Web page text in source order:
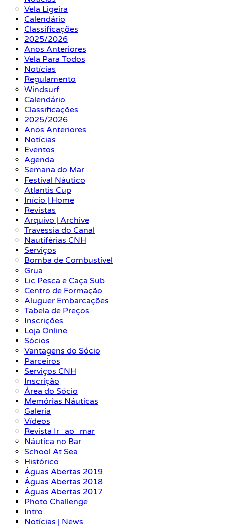
Vela Ligeira
Calendário
Classificações
2025/2026
Anos Anteriores
Vela Para Todos
Notícias
Regulamento
Windsurf
Calendário
Classificações
2025/2026
Anos Anteriores
Notícias
Eventos
Agenda
Semana do Mar
Festival Náutico
Atlantis Cup
Início | Home
Revistas
Arquivo | Archive
Travessia do Canal
Nautiférias CNH
Serviços
Bomba de Combustível
Grua
Lic Pesca e Caça Sub
Centro de Formação
Aluguer Embarcações
Tabela de Preços
Inscrições
Loja Online
Sócios
Vantagens do Sócio
Parceiros
Serviços CNH
Inscrição
Área do Sócio
Memórias Náuticas
Galeria
Vídeos
Revista Ir_ao_mar
Náutica no Bar
School At Sea
Histórico
Águas Abertas 2019
Águas Abertas 2018
Águas Abertas 2017
Photo Challenge
Intro
Notícias | News